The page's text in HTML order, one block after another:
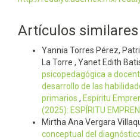
Artículos similares
Yannia Torres Pérez,
La Torre , Yanet Edith
psicopedagógica a
desarrollo de las
primarios , Espí­ritu
(2025): ESPÍRITU
Mirtha Ana Vergara
conceptual del